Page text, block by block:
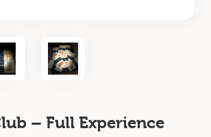
– Full Experience